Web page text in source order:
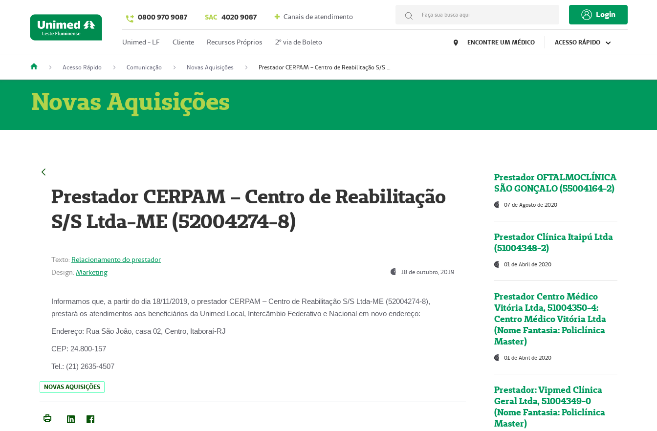
0800 970 9087 SAC 4020 9087 Canais de atendimento Faça sua busca aqui Login
Unimed - LF Cliente Recursos Próprios 2º via de Boleto ENCONTRE UM MÉDICO ACESSO RÁPIDO
Acesso Rápido Comunicação Novas Aquisições Prestador CERPAM – Centro de Reabilitação S/S Ltda-ME (52004274-8)
Novas Aquisições
Prestador CERPAM – Centro de Reabilitação
S/S Ltda-ME (52004274-8)
Texto: Relacionamento do prestador
Design: Marketing 18 de outubro, 2019
Informamos que, a partir do dia 18/11/2019, o prestador CERPAM – Centro de Reabilitação S/S Ltda-ME (52004274-8),
prestará os atendimentos aos beneficiários da Unimed Local, Intercâmbio Federativo e Nacional em novo endereço:
Endereço: Rua São João, casa 02, Centro, Itaboraí-RJ
CEP: 24.800-157
Tel.: (21) 2635-4507
NOVAS AQUISIÇÕES
Prestador OFTALMOCLÍNICA
SÃO GONÇALO (55004164-2)
07 de Agosto de 2020
Prestador Clínica Itaipú Ltda
(51004348-2)
01 de Abril de 2020
Prestador Centro Médico
Vitória Ltda, 51004350-4:
Centro Médico Vitória Ltda
(Nome Fantasia: Policlínica
Master)
01 de Abril de 2020
Prestador: Vipmed Clínica
Geral Ltda, 51004349-0
(Nome Fantasia: Policlínica
Master)